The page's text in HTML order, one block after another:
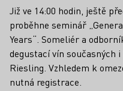
Již ve 14:00 hodin, ještě
proběhne seminář
Years“. Someliér a
degustací vín současných
Riesling. Vzhledem k
nutná registrace.